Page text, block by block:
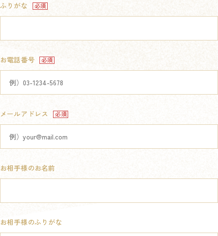
ふりがな
お電話番号
メールアドレス
お相手様のお名前
お相手様のふりがな